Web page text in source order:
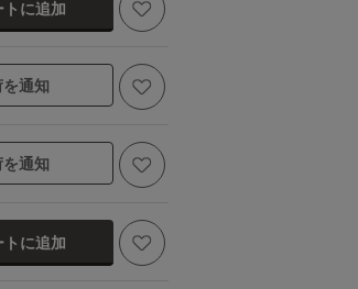
トに追加
通知
通知
トに追加